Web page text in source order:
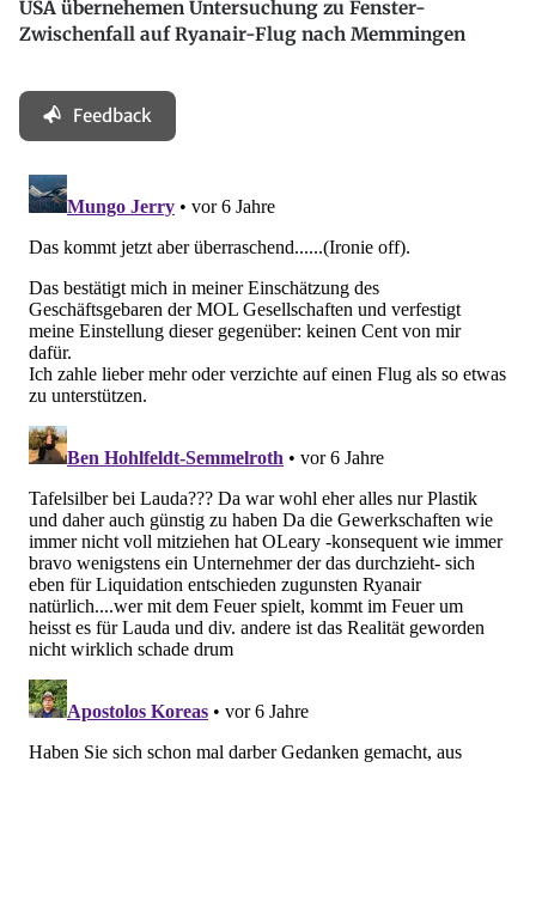
USA übernehemen Untersuchung zu Fenster-
Zwischenfall auf Ryanair-Flug nach Memmingen
Feedback